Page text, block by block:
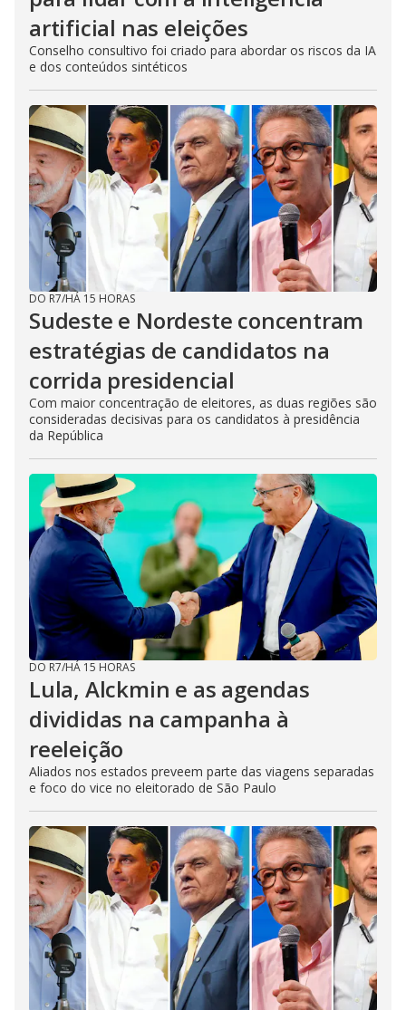
artificial nas eleições
Conselho consultivo foi criado para abordar os riscos da IA
e dos conteúdos sintéticos
DO R7/HÁ 15 HORAS
Sudeste e Nordeste concentram
estratégias de candidatos na
corrida presidencial
Com maior concentração de eleitores, as duas regiões são
consideradas decisivas para os candidatos à presidência
da República
DO R7/HÁ 15 HORAS
Lula, Alckmin e as agendas
divididas na campanha à
reeleição
Aliados nos estados preveem parte das viagens separadas
e foco do vice no eleitorado de São Paulo